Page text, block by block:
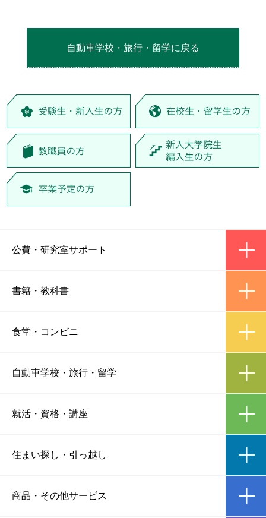
自動車学校・旅行・留学に戻る
公費 ・ 研究室サポート
書籍 ・ 教科書
食堂 ・ コンビニ
自動車学校 ・ 旅行・留学
就活・資格 ・ 講座
住まい探し ・ 引っ越し
商品 ・ その他サービス